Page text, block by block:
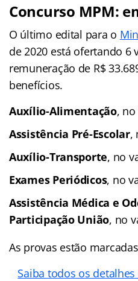
Concurso MPM:
O último edital para o
de 2020 está ofertando 6
remuneração de R$
benefícios.
Auxílio-Alimentação,
Assistência Pré-Escolar,
Auxílio-Transporte, no
Exames Periódicos, no
Assistência Médica e
Participação União, no
As provas estão
Saiba todos os